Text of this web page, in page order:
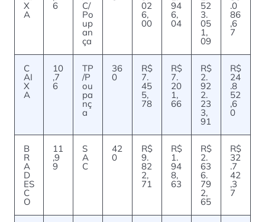
X
A
6 C/
Po
up
an
ça
02
6,
00
94
6,
04
52
3.
05
1,
09
.0
86
,6
7
C
AI
X
A
10
,7
6
TP
/P
ou
pa
nç
a
36
0
R$
7.
45
5,
78
R$
7.
20
1,
66
R$
2.
92
2.
23
3,
91
R$
24
.8
52
,6
0
B
R
A
D
ES
C
O
11
,9
9
S
A
C
42
0
R$
9.
82
2,
71
R$
1.
94
8,
63
R$
2.
63
6.
79
2,
65
R$
32
.7
42
,3
7